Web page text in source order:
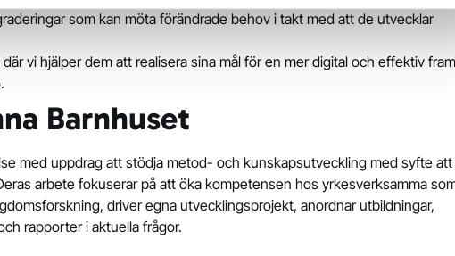
som kan möta förändrade behov i takt med att de utvecklar
vi hjälper dem att realisera sina mål för en mer digital och effektiv
Barnhuset
med uppdrag att stödja metod- och kunskapsutveckling med syfte att
arbete fokuserar på att öka kompetensen hos yrkesverksamma
driver egna utvecklingsprojekt, anordnar utbildningar,
rapporter i aktuella frågor.